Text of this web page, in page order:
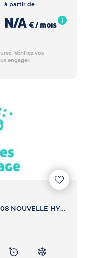
à partir de
N/A € / mois
Vérifiez vos
engager.
HYBRID 145 E-DCS6 ALLURE - 308 NOUVELLE HYBRID 145 E-DCS6 ALLURE